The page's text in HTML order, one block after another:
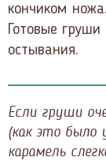
кончиком ножа.
Готовые
остывания.
Если груши
(как это
карамель